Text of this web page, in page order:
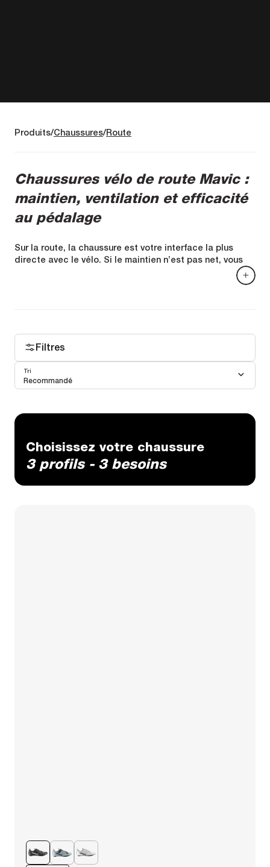
Produits Chaussures Route
Chaussures vélo de route Mavic :
maintien, ventilation et efficacité
au pédalage
Sur la route, la chaussure est votre interface la plus
directe avec le vélo. Si le maintien n’est pas net, vous
perdez en stabilité. Si la semelle n’est pas adaptée,
vous dispersez une partie de l’énergie. Si la ventilation
puissance et gestion de la chaleur
techniques choisies selon l’usage (voir plus bas)
Filtres
Recommandé
Tri
Choisissez votre chaussure
3 profils - 3 besoins